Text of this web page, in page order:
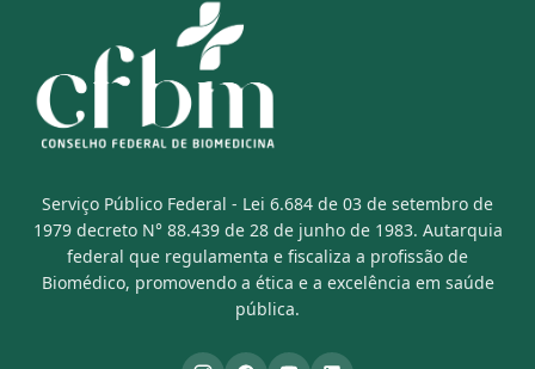
Serviço Público Federal - Lei 6.684 de 03 de setembro de
1979 decreto N° 88.439 de 28 de junho de 1983. Autarquia
federal que regulamenta e fiscaliza a profissão de
Biomédico, promovendo a ética e a excelência em saúde
pública.